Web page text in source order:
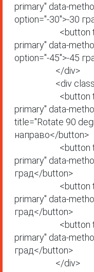
primary" data-
option="-30">-30
primary" data-
option="-45">-45
primary" data-
title="Rotate 90
направо</button>
primary" data-
град</button>
primary" data-
град</button>
primary" data-
град</button>